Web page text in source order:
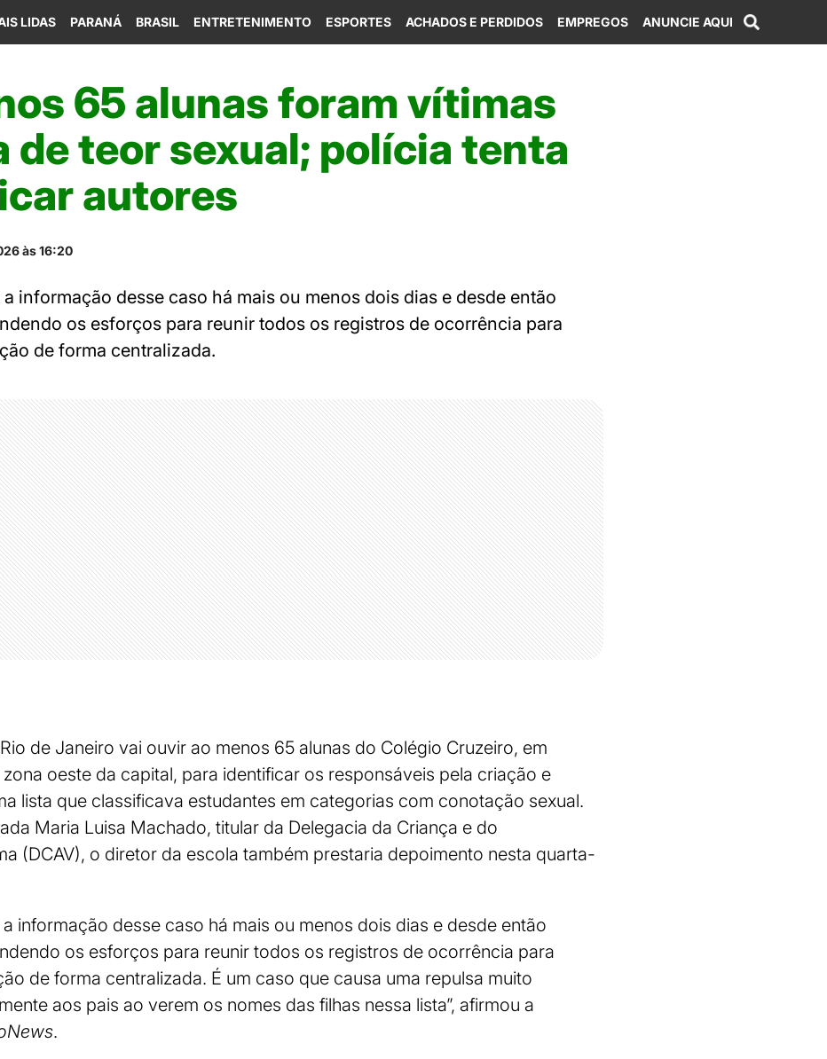
LIDAS PARANÁ BRASIL ENTRETENIMENTO ESPORTES ACHADOS E PERDIDOS EMPREGOS ANUNCIE AQUI
65 alunas foram vítimas
de teor sexual; polícia tenta
autores
às 16:20
a informação desse caso há mais ou menos dois dias e desde então
os esforços para reunir todos os registros de ocorrência para
de forma centralizada.
de Janeiro vai ouvir ao menos 65 alunas do Colégio Cruzeiro, em
oeste da capital, para identificar os responsáveis pela criação e
lista que classificava estudantes em categorias com conotação sexual.
Maria Luisa Machado, titular da Delegacia da Criança e do
(DCAV), o diretor da escola também prestaria depoimento nesta quarta-
informação desse caso há mais ou menos dois dias e desde então
os esforços para reunir todos os registros de ocorrência para
de forma centralizada. É um caso que causa uma repulsa muito
aos pais ao verem os nomes das filhas nessa lista”, afirmou a
.